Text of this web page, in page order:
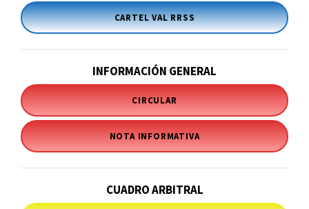
CARTEL VAL RRSS
INFORMACIÓN GENERAL
CIRCULAR
NOTA INFORMATIVA
CUADRO ARBITRAL